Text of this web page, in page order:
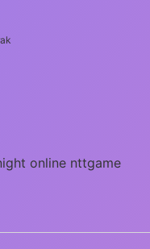
online nttgame